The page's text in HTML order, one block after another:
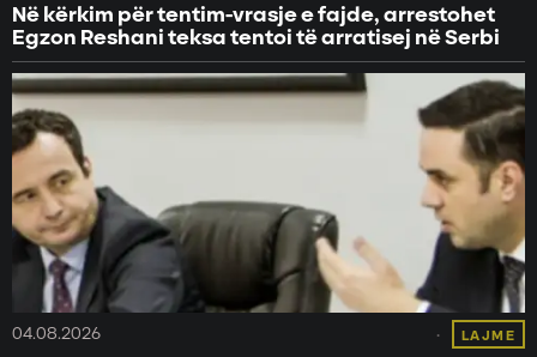
Në kërkim për tentim-vrasje e fajde, arrestohet
Egzon Reshani teksa tentoi të arratisej në Serbi
04.08.2026 LAJME